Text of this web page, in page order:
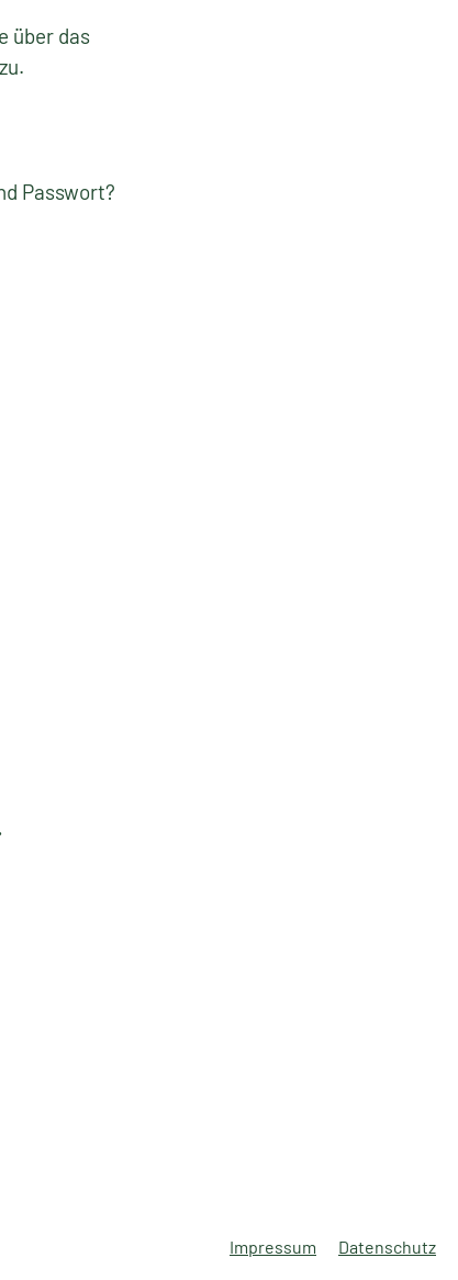
über das
Passwort?
Impressum Datenschutz